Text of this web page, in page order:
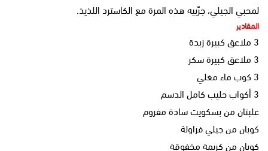
لمحبي الجيلي، جرّبيه هذه المرة مع الكاسترد اللذيذ.
المقادير
3 ملاعق كبيرة زبدة
3 ملاعق كبيرة سكر
3 كوب ماء مغلي
3 أكواب حليب كامل الدسم
علبتان من بسكويت سادة مفروم
كوبان من جيلي فراولة
كوبان من كريمة مخفوقة